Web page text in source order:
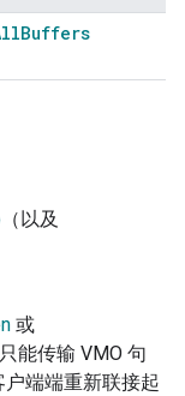
Buffers
（以及
或
只能传输 VMO 句
户端端重新联接起